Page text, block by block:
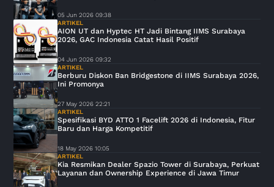
05 Jun 2026 09:38
ARTIKEL
AION UT dan Hyptec HT Jadi Bintang IIMS Surabaya
2026, GAC Indonesia Catat Hasil Positif
04 Jun 2026 09:32
ARTIKEL
Berburu Diskon Ban Bridgestone di IIMS Surabaya 2026,
Ini Promonya
27 May 2026 22:21
ARTIKEL
Spesifikasi BYD ATTO 1 Facelift 2026 di Indonesia, Fitur
Baru dan Harga Kompetitif
18 May 2026 10:05
ARTIKEL
Kia Resmikan Dealer Spazio Tower di Surabaya, Perkuat
Layanan dan Ownership Experience di Jawa Timur